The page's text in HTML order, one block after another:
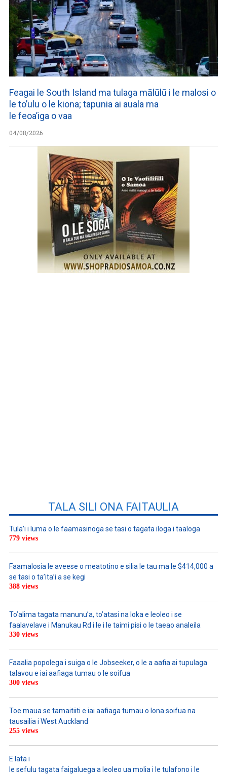
Feagai le South Island ma tulaga mālūlū i le malosi o
le to’ulu o le kiona; tapunia ai auala ma
le feoa’iga o vaa
04/08/2026
TALA SILI ONA FAITAULIA
Tula’i i luma o le faamasinoga se tasi o tagata iloga i taaloga
779 views
Faamalosia le aveese o meatotino e silia le tau ma le $414,000 a
se tasi o ta’ita’i a se kegi
388 views
To’alima tagata manunu’a, to’atasi na loka e leoleo i se
faalavelave i Manukau Rd i le i le taimi pisi o le taeao analeila
330 views
Faaalia popolega i suiga o le Jobseeker, o le a aafia ai tupulaga
talavou e iai aafiaga tumau o le soifua
300 views
Toe maua se tamaitiiti e iai aafiaga tumau o lona soifua na
tausailia i West Auckland
255 views
E lata i
le sefulu tagata faigaluega a leoleo ua molia i le tulafono i le